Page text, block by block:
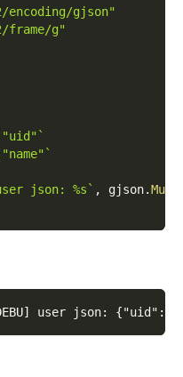
encoding/gjson"
frame/g"
json: %s` , gjson.
user json: